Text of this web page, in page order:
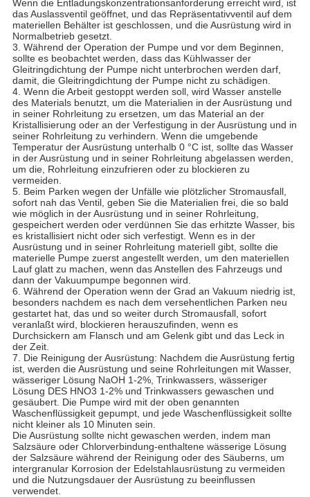
Wenn die Entladungskonzentrationsanforderung erreicht wird, ist
das Auslassventil geöffnet, und das Repräsentativventil auf dem
materiellen Behälter ist geschlossen, und die Ausrüstung wird in
Normalbetrieb gesetzt.
3. Während der Operation der Pumpe und vor dem Beginnen,
sollte es beobachtet werden, dass das Kühlwasser der
Gleitringdichtung der Pumpe nicht unterbrochen werden darf,
damit, die Gleitringdichtung der Pumpe nicht zu schädigen.
4. Wenn die Arbeit gestoppt werden soll, wird Wasser anstelle
des Materials benutzt, um die Materialien in der Ausrüstung und
in seiner Rohrleitung zu ersetzen, um das Material an der
Kristallisierung oder an der Verfestigung in der Ausrüstung und in
seiner Rohrleitung zu verhindern. Wenn die umgebende
Temperatur der Ausrüstung unterhalb 0 °C ist, sollte das Wasser
in der Ausrüstung und in seiner Rohrleitung abgelassen werden,
um die, Rohrleitung einzufrieren oder zu blockieren zu
vermeiden.
5. Beim Parken wegen der Unfälle wie plötzlicher Stromausfall,
sofort nah das Ventil, geben Sie die Materialien frei, die so bald
wie möglich in der Ausrüstung und in seiner Rohrleitung,
gespeichert werden oder verdünnen Sie das erhitzte Wasser, bis
es kristallisiert nicht oder sich verfestigt. Wenn es in der
Ausrüstung und in seiner Rohrleitung materiell gibt, sollte die
materielle Pumpe zuerst angestellt werden, um den materiellen
Lauf glatt zu machen, wenn das Anstellen des Fahrzeugs und
dann der Vakuumpumpe begonnen wird.
6. Während der Operation wenn der Grad an Vakuum niedrig ist,
besonders nachdem es nach dem versehentlichen Parken neu
gestartet hat, das und so weiter durch Stromausfall, sofort
veranlaßt wird, blockieren herauszufinden, wenn es
Durchsickern am Flansch und am Gelenk gibt und das Leck in
der Zeit.
7. Die Reinigung der Ausrüstung: Nachdem die Ausrüstung fertig
ist, werden die Ausrüstung und seine Rohrleitungen mit Wasser,
wässeriger Lösung NaOH 1-2%, Trinkwassers, wässeriger
Lösung DES HNO3 1-2% und Trinkwassers gewaschen und
gesäubert. Die Pumpe wird mit der oben genannten
Waschenflüssigkeit gepumpt, und jede Waschenflüssigkeit sollte
nicht kleiner als 10 Minuten sein.
Die Ausrüstung sollte nicht gewaschen werden, indem man
Salzsäure oder Chlorverbindung-enthaltene wässerige Lösung
der Salzsäure während der Reinigung oder des Säuberns, um
intergranular Korrosion der Edelstahlausrüstung zu vermeiden
und die Nutzungsdauer der Ausrüstung zu beeinflussen
verwendet.